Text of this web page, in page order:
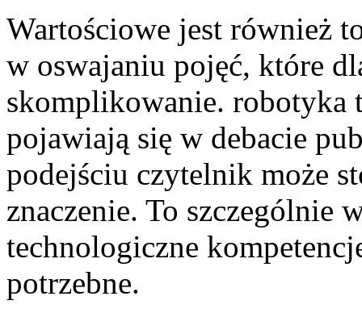
Wartościowe jest również
w oswajaniu pojęć, które
skomplikowanie. robotyka
pojawiają się w debacie
podejściu czytelnik może
znaczenie. To szczególnie
technologiczne
potrzebne.